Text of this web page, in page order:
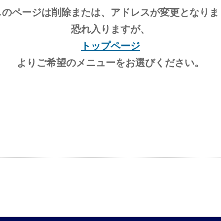
ページは削除または、アドレスが変更となり
恐れ入りますが、
トップページ
よりご希望のメニューをお選びください。